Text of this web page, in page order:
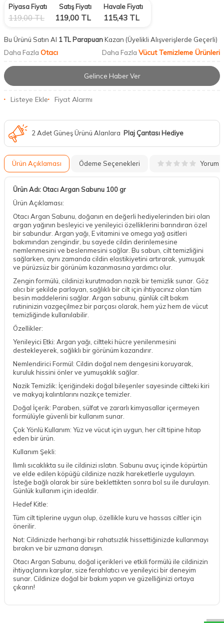
Piyasa Fiyatı
119,00TL
Satış Fiyatı
119,00 TL
Havale Fiyatı
115,43 TL
Bu Ürünü Satın Al 1 TL ParapuanKazan (Üyelikli Alışverişlerde Geçerli)
Daha Fazla Otacı Daha Fazla Vücut Temizleme Ürünleri
Gelince Haber Ver
Listeye Ekle Fiyat Alarmı
2 Adet Güneş Ürünü Alanlara Plaj Çantası Hediye
Ürün Açıklaması Ödeme Seçenekleri Yorum
Ürün Adı: Otacı Argan Sabunu 100 gr
Ürün Açıklaması:
Otacı Argan Sabunu, doğanın en değerli hediyelerinden biri olan
argan yağının besleyici ve yenileyici özelliklerini barındıran özel
bir sabundur. Argan yağı, E vitamini ve omega yağ asitleri
bakımından zengindir, bu sayede cildin derinlemesine
nemlenmesini ve beslenmesini sağlar. Bu sabun, cilt temizliğini
sağlarken, aynı zamanda cildin elastikiyetini artırarak, yumuşak
ve pürüzsüz bir görünüm kazanmasına yardımcı olur.
Zengin formülü, cildinizi kurutmadan nazik bir temizlik sunar. Göz
alıcı bir şekilde parlayan, sağlıklı bir cilt için ihtiyacınız olan tüm
besin maddelerini sağlar. Argan sabunu, günlük cilt bakım
rutininizin vazgeçilmez bir parçası olarak, hem yüz hem de vücut
temizliğinde kullanılabilir.
Özellikler:
Yenileyici Etki: Argan yağı, ciltteki hücre yenilenmesini
destekleyerek, sağlıklı bir görünüm kazandırır.
Nemlendirici Formül: Cildin doğal nem dengesini koruyarak,
kuruluk hissini önler ve yumuşaklık sağlar.
Nazik Temizlik: İçeriğindeki doğal bileşenler sayesinde ciltteki kiri
ve makyaj kalıntılarını nazikçe temizler.
Doğal İçerik: Paraben, sülfat ve zararlı kimyasallar içermeyen
formülüyle güvenli bir kullanım sunar.
Çok Yönlü Kullanım: Yüz ve vücut için uygun, her cilt tipine hitap
eden bir ürün.
Kullanım Şekli:
Ilımlı sıcaklıkta su ile cildinizi ıslatın. Sabunu avuç içinde köpürtün
ve elde edilen köpüğü cildinize nazik hareketlerle uygulayın.
İsteğe bağlı olarak bir süre beklettikten sonra bol su ile durulayın.
Günlük kullanım için idealdir.
Hedef Kitle:
Tüm cilt tiplerine uygun olup, özellikle kuru ve hassas ciltler için
önerilir.
Not: Cildinizde herhangi bir rahatsızlık hissettiğinizde kullanmayı
bırakın ve bir uzmana danışın.
Otacı Argan Sabunu, doğal içerikleri ve etkili formülü ile cildinizin
ihtiyaçlarını karşılar, size ferahlatıcı ve yenileyici bir deneyim
sunar. Cildinize doğal bir bakım yapın ve güzelliğinizi ortaya
çıkarın!